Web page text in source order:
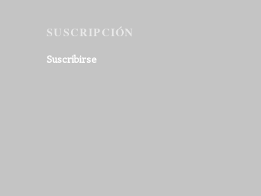
SUSCRIPCIÓN
Suscribirse